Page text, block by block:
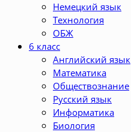
Немецкий язык
Технология
ОБЖ
6 класс
Английский язык
Математика
Обществознание
Русский язык
Информатика
Биология